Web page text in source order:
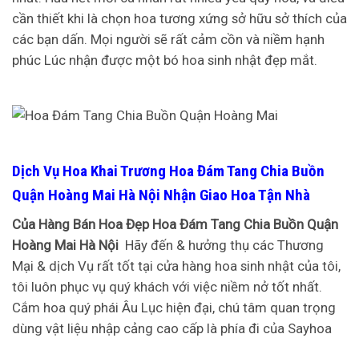
cần thiết khi là chọn hoa tương xứng sở hữu sở thích của
các bạn dấn. Mọi người sẽ rất cảm cồn và niềm hạnh
phúc Lúc nhận được một bó hoa sinh nhật đẹp mắt.
Dịch Vụ Hoa Khai Trương Hoa Đám Tang Chia Buồn
Quận Hoàng Mai Hà Nội Nhận Giao Hoa Tận Nhà
Của Hàng Bán Hoa Đẹp Hoa Đám Tang Chia Buồn Quận
Hoàng Mai Hà Nội Hãy đến & hưởng thụ các Thương
Mại & dịch Vụ rất tốt tại cửa hàng hoa sinh nhật của tôi,
tôi luôn phục vụ quý khách với việc niềm nở tốt nhất.
Cắm hoa quý phái Âu Lục hiện đại, chú tâm quan trọng
dùng vật liệu nhập cảng cao cấp là phía đi của Sayhoa